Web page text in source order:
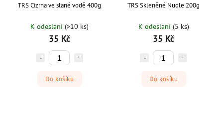
TRS Cizrna ve slané vodě 400g
K odeslaní (>10 ks)
35 Kč
Do košíku
TRS Skleněné Nudle 200g
K odeslaní (5 ks)
35 Kč
Do košíku